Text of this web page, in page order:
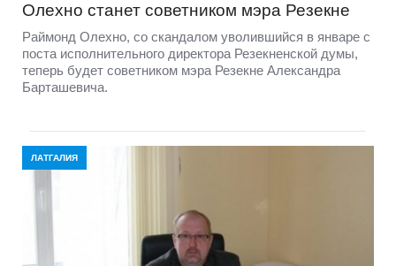
Олехно станет советником мэра Резекне
Раймонд Олехно, со скандалом уволившийся в январе с
поста исполнительного директора Резекненской думы,
теперь будет советником мэра Резекне Александра
Барташевича.
ЛАТГАЛИЯ